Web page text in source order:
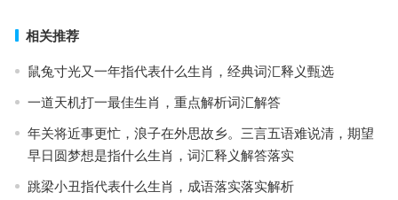
相关推荐
鼠兔寸光又一年指代表什么生肖，经典词汇释义甄选
一道天机打一最佳生肖，重点解析词汇解答
年关将近事更忙，浪子在外思故乡。三言五语难说清，期望
早日圆梦想是指什么生肖，词汇释义解答落实
跳梁小丑指代表什么生肖，成语落实落实解析